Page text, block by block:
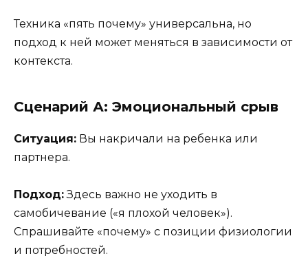
Техника «пять почему» универсальна, но
подход к ней может меняться в зависимости от
контекста.
Сценарий А: Эмоциональный срыв
Ситуация: Вы накричали на ребенка или
партнера.
Подход:Здесь важно не уходить в
самобичевание («я плохой человек»).
Спрашивайте «почему» с позиции физиологии
и потребностей.